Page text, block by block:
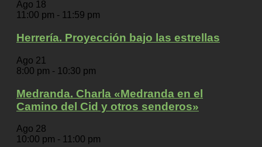
Ago 18
11:00 pm - 11:59 pm
Herrería. Proyección bajo las estrellas
Ago 21
8:00 pm - 10:30 pm
Medranda. Charla «Medranda en el
Camino del Cid y otros senderos»
Ago 28
10:00 pm - 11:00 pm